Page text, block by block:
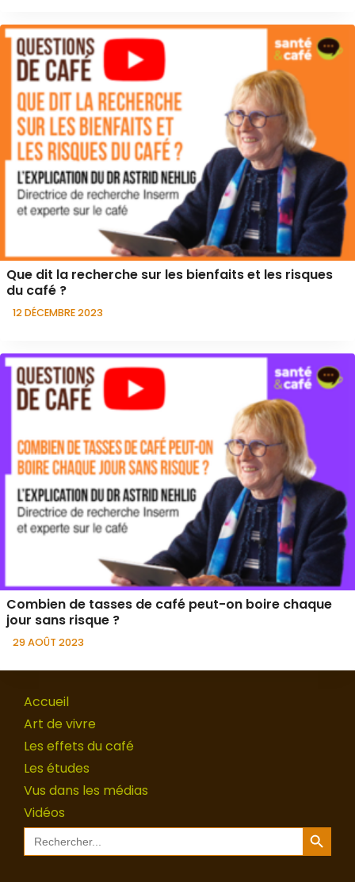
Que dit la recherche sur les bienfaits et les risques
du café ?
12 DÉCEMBRE 2023
Combien de tasses de café peut-on boire chaque
jour sans risque ?
29 AOÛT 2023
Accueil
Art de vivre
Les effets du café
Les études
Vus dans les médias
Vidéos
Search
for:
Search Button